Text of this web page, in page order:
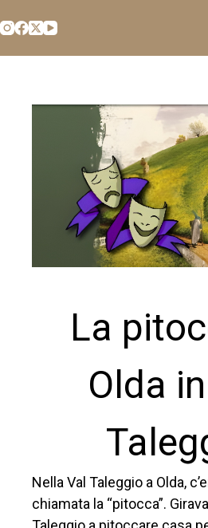
al
contenuto
La
Olda
Nella Val Taleggio a Olda,
chiamata la “pitocca”.